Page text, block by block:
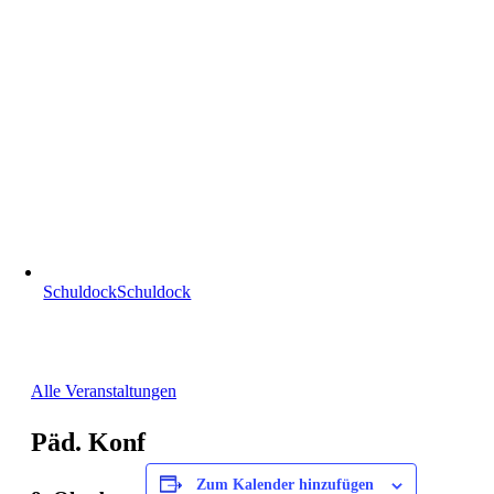
SchuldockSchuldock
Alle Veranstaltungen
Päd. Konf
Zum Kalender hinzufügen